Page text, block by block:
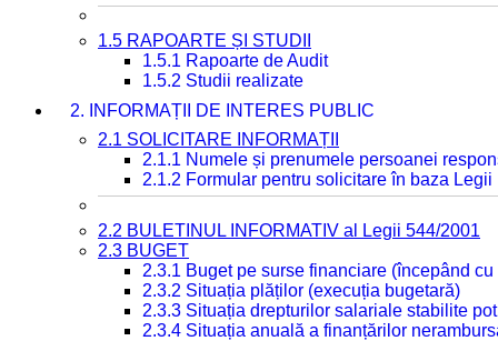
1.5 RAPOARTE ȘI STUDII
1.5.1 Rapoarte de Audit
1.5.2 Studii realizate
2. INFORMAȚII DE INTERES PUBLIC
2.1 SOLICITARE INFORMAȚII
2.1.1 Numele și prenumele persoanei
2.1.2 Formular pentru solicitare în baza Legii
2.2 BULETINUL INFORMATIV al Legii 544/2001
2.3 BUGET
2.3.1 Buget pe surse financiare (începând
2.3.2 Situația plăților (execuția bugetară)
2.3.3 Situația drepturilor salariale stabilite
2.3.4 Situația anuală a finanțărilor